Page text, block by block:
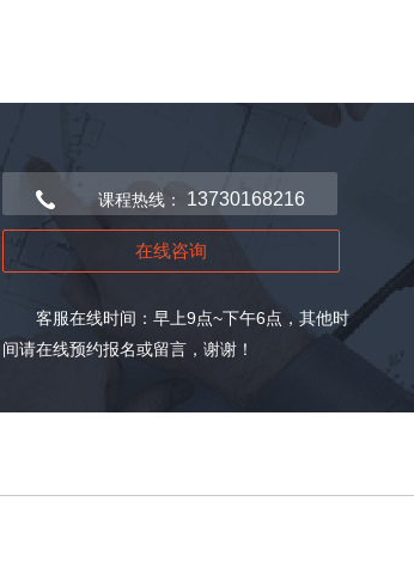
课程热线： 13730168216
在线咨询
客服在线时间：早上9点~下午6点，其他时
间请在线预约报名或留言，谢谢！